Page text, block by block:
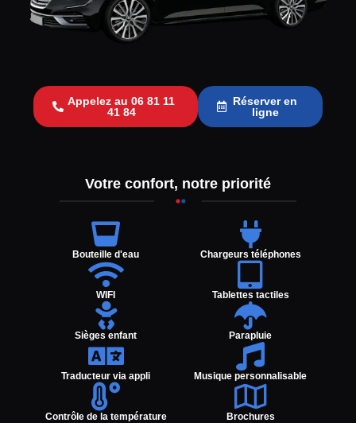
Appelez au 06 81 11
41 84
Réserver en
ligne
Votre confort, notre priorité
Bouteille d'eau Chargeurs téléphones
WIFI Tablettes tactiles
Sièges enfant Parapluie
Traducteur via appli Musique personnalisable
Contrôle de la température Brochures